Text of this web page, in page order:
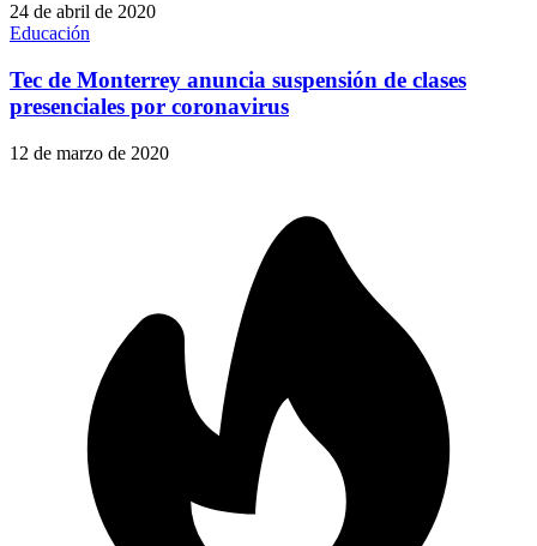
24 de abril de 2020
Educación
Tec de Monterrey anuncia suspensión de clases
presenciales por coronavirus
12 de marzo de 2020